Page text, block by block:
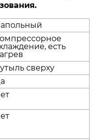
есть
сверху